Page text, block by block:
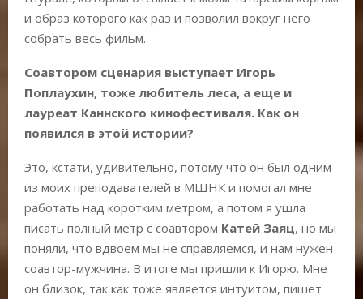
и образ которого как раз и позволил вокруг него
собрать весь фильм.
Соавтором сценария выступает Игорь
Поплаухин, тоже любитель леса, а еще и
лауреат Каннского кинофестиваля. Как он
появился в этой истории?
Это, кстати, удивительно, потому что он был одним
из моих преподавателей в МШНК и помогал мне
работать над коротким метром, а потом я ушла
писать полный метр с соавтором Катей Заяц, но мы
поняли, что вдвоем мы не справляемся, и нам нужен
соавтор-мужчина. В итоге мы пришли к Игорю. Мне
он близок, так как тоже является интуитом, пишет